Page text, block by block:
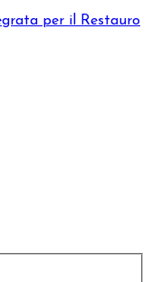
per il Restauro